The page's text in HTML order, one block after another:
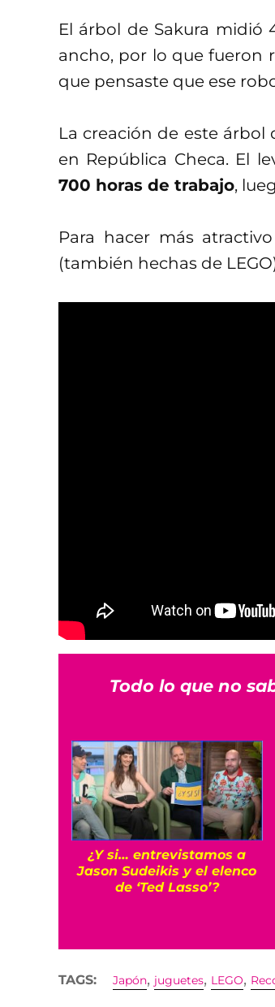
El árbol de Sakura midió
ancho, por lo que fueron
que pensaste que ese
La creación de este árbol
en República Checa. El
700 horas de trabajo,
Para hacer más
(también hechas de
Todo lo que no
¿Y si… entrevistamos a
Jason Sudeikis y el elenco
de ‘Ted Lasso’?
TAGS: Japón, juguetes, LEGO,